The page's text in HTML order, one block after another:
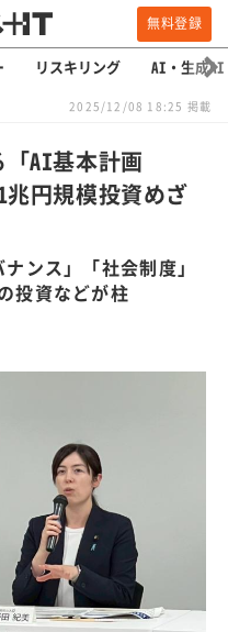
無料登録
リスキリング AI・生成AI
2025/12/08 18:25 掲載
AI基本計画
円規模投資めざ
ンス」「社会制度」
投資などが柱